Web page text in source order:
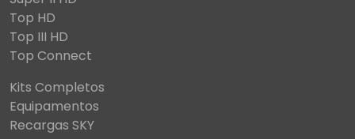
Top HD
Top III HD
Top Connect
Kits Completos
Equipamentos
Recargas SKY